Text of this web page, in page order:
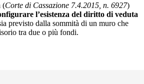
(Corte di Cassazione 7.4.2015, n. 6927)
l’esistenza del diritto di veduta
previsto dalla sommità di un muro che
tra due o più fondi.